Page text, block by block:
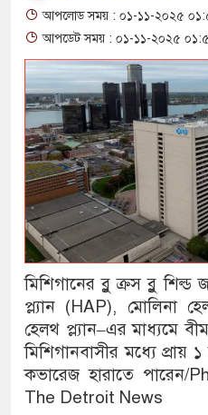
আপলোড সময় : ০১-১১-২০২৫
আপডেট সময় : ০১-১১-২০২৫
মিশিগানের ব্লু ক্রস ব্লু শিল্ড
প্ল্যান (HAP), মোলিনা
হেলথ প্ল্যান–এর মাধ্যমে
মিশিগানবাসীর মধ্যে
কভারেজ হারাতে
The Detroit News